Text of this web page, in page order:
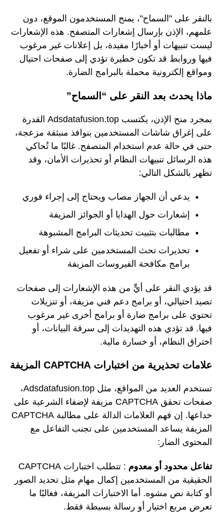
بالنقر على "السماح"، يمنح المستخدمون الموقع، دون
علمهم، الإذن بإرسال إشعارات المتصفح. هذه الإشعارات
ليست تنبيهات أو أخبارًا مفيدة، بل إعلانات غير مرغوب
فيها وروابط قد تكون خطيرة تؤدي إلى صفحات احتيال
ومواقع إلكترونية محملة بالبرامج الضارة.
ماذا يحدث بعد النقر على “السماح”
بمجرد منح الإذن، يكتسب Adsdatafusion.top القدرة
على إغراق شاشات المستخدمين بنوافذ منبثقة مزعجة،
حتى في حالة عدم استخدام المتصفح. غالبًا ما تُحاكي
هذه الرسائل تنبيهات النظام أو تحذيرات الأمان، وقد
تظهر بالشكل التالي:
يدعي أن الجهاز مصاب ويحتاج إلى إجراء فوري
إشعارات حول الهدايا أو الجوائز المزيفة
مطالبات بتثبيت تحديثات البرامج المشبوهة
تحذيرات تحث المستخدمين على شراء أو تفعيل
برامج مكافحة الفيروسات المزيفة
قد يؤدي النقر على أيٍّ من هذه الإشعارات إلى صفحات
تصيد احتيالي، أو برامج دعم فني مزيفة، أو تنزيلات
تحتوي على برامج ضارة أو برامج أخرى غير مرغوب
فيها. قد تؤدي هذه التهديدات إلى سرقة البيانات، أو
اختراق النظام، أو خسارة مالية.
علامات تحذيرية من اختبارات CAPTCHA المزيفة
تستخدم العديد من المواقع، مثل Adsdatafusion.top،
صفحات تحقق CAPTCHA مزيفة لإضفاء الشرعية على
خداعها. إن فهم العلامات الدالة على مطالبة CAPTCHA
المزيفة يساعد المستخدمين على تجنب التفاعل مع
المحتوى الضار:
تفاعل محدود أو معدوم
: تتطلب اختبارات CAPTCHA
الحقيقية من المستخدمين إكمال مهام مثل تحديد الصور
أو كتابة نص مشوه. أما الاختبارات المزيفة، فغالبًا ما
تعرض مربع اختيار أو رسالة بسيطة فقط.